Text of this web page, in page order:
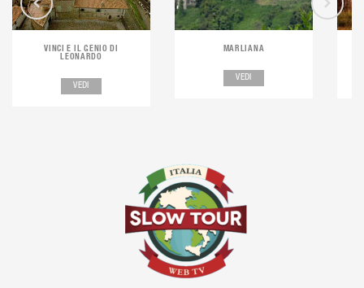
VINCI E IL GENIO DI
LEONARDO
MARLIANA